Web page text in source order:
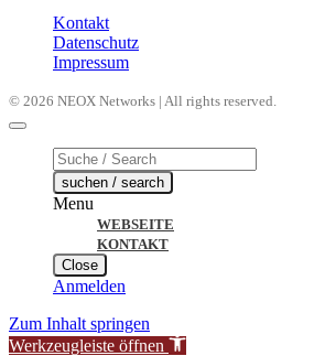
Kontakt
Datenschutz
Impressum
© 2026 NEOX Networks | All rights reserved.
Products
search
suchen / search
Menu
WEBSEITE
KONTAKT
Close
Anmelden
Zum Inhalt springen
Werkzeugleiste öffnen